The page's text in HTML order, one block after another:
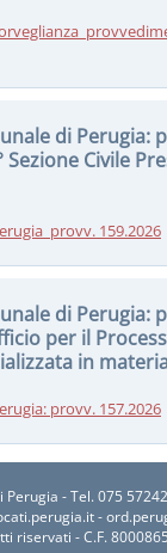
di Perugia:
Sezione Civile
159.2026
di Perugia:
per il
in
provv. 157.2026
- Tel. 075
-
riservati - C.F.